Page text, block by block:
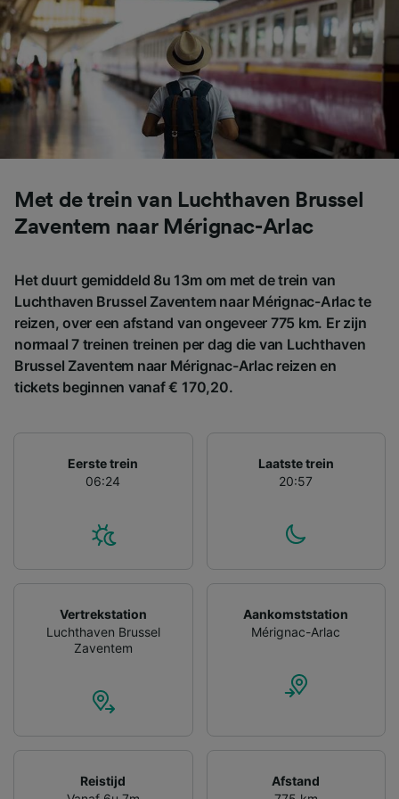
Met de trein van Luchthaven Brussel
Zaventem naar Mérignac-Arlac
Het duurt gemiddeld 8u 13m om met de trein van
Luchthaven Brussel Zaventem naar Mérignac-Arlac te
reizen, over een afstand van ongeveer 775 km. Er zijn
normaal 7 treinen treinen per dag die van Luchthaven
Brussel Zaventem naar Mérignac-Arlac reizen en
tickets beginnen vanaf € 170,20.
Eerste trein
06:24
Laatste trein
20:57
Vertrekstation
Luchthaven Brussel
Zaventem
Aankomststation
Mérignac-Arlac
Reistijd
Afstand
Precieze geolocatiegegevens gebruiken. De
apparaatkenmerken actief scannen ter
identificatie. Informatie op een apparaat
opslaan en/of openen. Gepersonaliseerde
advertenties en content, advertentie- en
contentmetingen, doelgroepenonderzoek en
ontwikkeling van diensten.
Partnerlijst (derden)